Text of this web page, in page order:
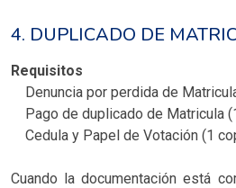
4. DUPLICADO DE
Requisitos
Denuncia por perdida de
Pago de duplicado de Matricula
Cedula y Papel de Votación (1
Cuando la documentación está